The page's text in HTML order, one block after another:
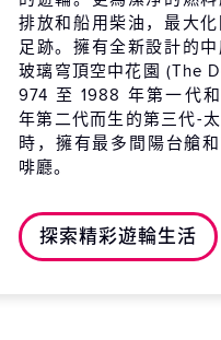
2026 / 09 / 28 (一)
希臘 克里特島 (干尼亞)
2026 / 09 / 29 (二)
海上巡航
2026 / 09 / 30 (三)
土耳其 庫莎達西 (以佛索)
希臘 米科諾斯島
排放和船用柴油，最大
足跡。擁有全新設計的
玻璃穹頂空中花園 (The
974 至 1988 年第一代
年第二代而生的第三代-
時，擁有最多間陽台艙
啡廳。
探索精彩遊輪生活